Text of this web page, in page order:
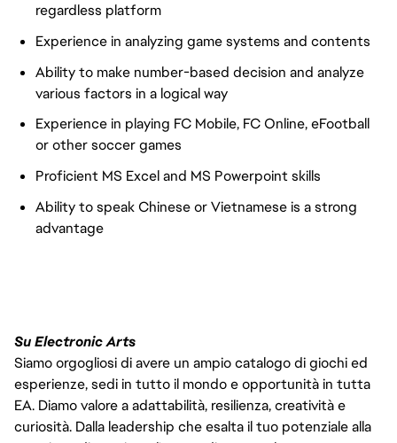
regardless platform
Experience in analyzing game systems and contents
Ability to make number-based decision and analyze
various factors in a logical way
Experience in playing FC Mobile, FC Online, eFootball
or other soccer games
Proficient MS Excel and MS Powerpoint skills
Ability to speak Chinese or Vietnamese is a strong
advantage
Su Electronic Arts
Siamo orgogliosi di avere un ampio catalogo di giochi ed
esperienze, sedi in tutto il mondo e opportunità in tutta
EA. Diamo valore a adattabilità, resilienza, creatività e
curiosità. Dalla leadership che esalta il tuo potenziale alla